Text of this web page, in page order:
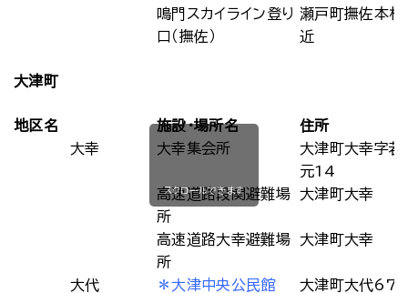
鳴門スカイライン登り
口（撫佐）
瀬戸町撫佐本
近
大津町
地区名 施設・場所名
住所
大幸
大幸集会所
大津町大幸字若
元14
高速道路段関避難場
所
大津町大幸
高速道路大幸避難場
所
大津町大幸
大代 ＊大津中央公民館
大津町大代
スクロールできます